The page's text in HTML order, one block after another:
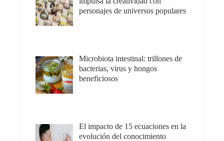
personajes de universos populares
Microbiota intestinal: trillones de
bacterias, virus y hongos
beneficiosos
El impacto de 15 ecuaciones en la
evolución del conocimiento